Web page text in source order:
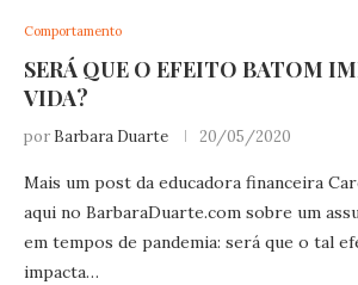
Comportamento
SERÁ QUE O EFEITO BATOM
VIDA?
por Barbara Duarte 20/05/2020
Mais um post da educadora financeira
aqui no BarbaraDuarte.com sobre um
em tempos de pandemia: será que o tal
impacta…